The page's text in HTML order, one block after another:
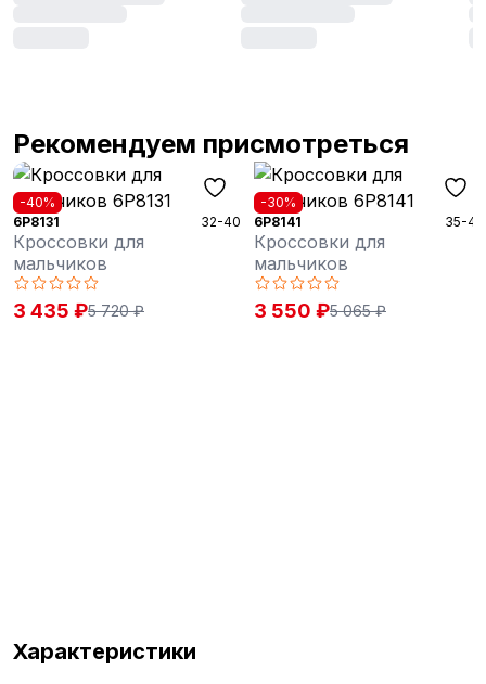
Рекомендуем присмотреться
-40%
6P8131
32-40
Кроссовки для
мальчиков
3 435 ₽5 720 ₽
-30%
6P8141
35-41
Кроссовки для
мальчиков
3 550 ₽5 065 ₽
Характеристики